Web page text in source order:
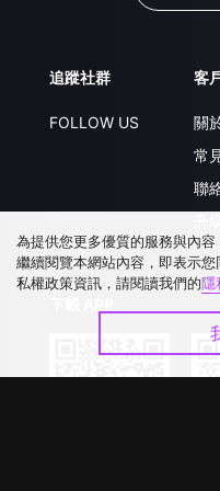
追蹤社群
FOLLOW US
客
關
常
聯
為提供您更多優質的服務與內
繼續閱覽本網站內容，即表示
私權政策資訊，請閱讀我們的隱